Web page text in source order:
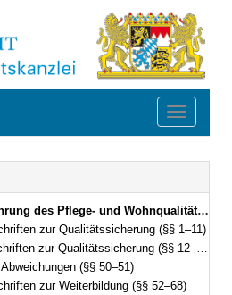
Toggle
in der Pflege und Hebammenkunde (AVPfleWoqG) Vom 27. Juli 2011 (GVBl. S. 346) BayRS 2170-5-1-G (§§ 1–91)
zur Qualitätssicherung (§§ 1–11)
zur Qualitätssicherung (§§ 12–49)
(§§ 50–51)
zur Weiterbildung (§§ 52–68)